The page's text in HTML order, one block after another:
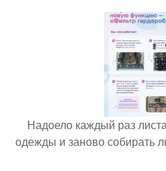
Надоело каждый раз
одежды и заново собирать